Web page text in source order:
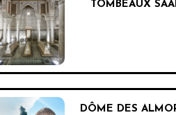
TOMBEAUX
DÔME DES